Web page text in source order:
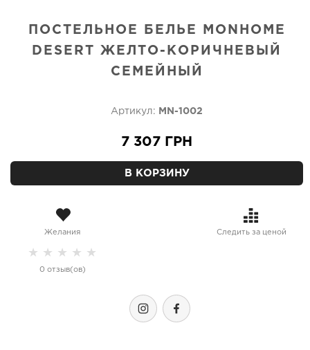
ПОСТЕЛЬНОЕ БЕЛЬЕ MONHOME
DESERT ЖЕЛТО-КОРИЧНЕВЫЙ
СЕМЕЙНЫЙ
Артикул: MN-1002
7 307 ГРН
В КОРЗИНУ
Желания Следить за ценой
★ ★ ★ ★ ★
0 отзыв(ов)